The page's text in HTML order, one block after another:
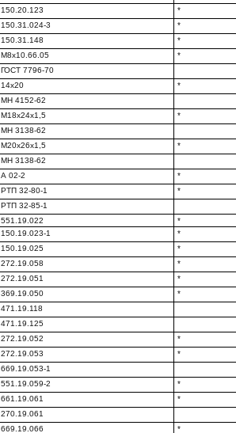
150.20.123 *
150.31.024-3 *
150.31.148 *
М8х10.66.05 *
ГОСТ 7796-70
14x20 *
МН 4152-62
М18x24x1,5 *
МН 3138-62
М20х26х1,5 *
МН 3138-62
А 02-2 *
РТП 32-80-1 *
РТП 32-85-1
551.19.022 *
150.19.023-1 *
150.19.025 *
272.19.058 *
272.19.051 *
369.19.050 *
471.19.118
471.19.125
272.19.052 *
272.19.053 *
669.19.053-1
551.19.059-2 *
661.19.061 *
270.19.061
669.19.066 *